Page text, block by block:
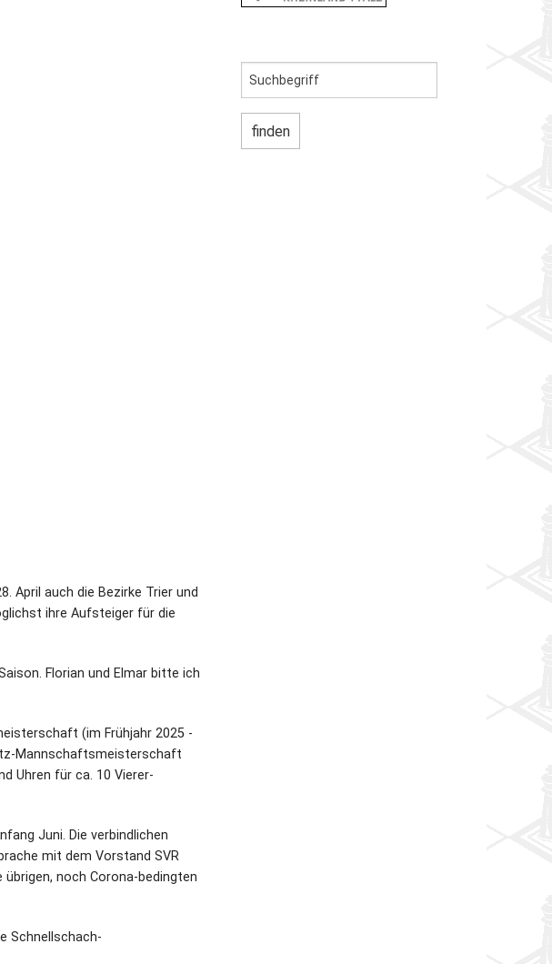
April auch die Bezirke Trier und
ihre Aufsteiger für die
Florian und Elmar bitte ich
(im Frühjahr 2025 -
Mannschaftsmeisterschaft
Uhren für ca. 10 Vierer-
Juni. Die verbindlichen
mit dem Vorstand SVR
noch Corona-bedingten
Schnellschach-